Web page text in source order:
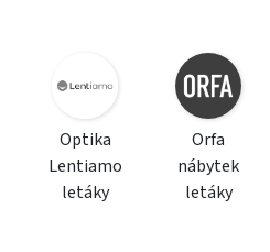
Optika
Lentiamo
letáky
Orfa
nábytek
letáky